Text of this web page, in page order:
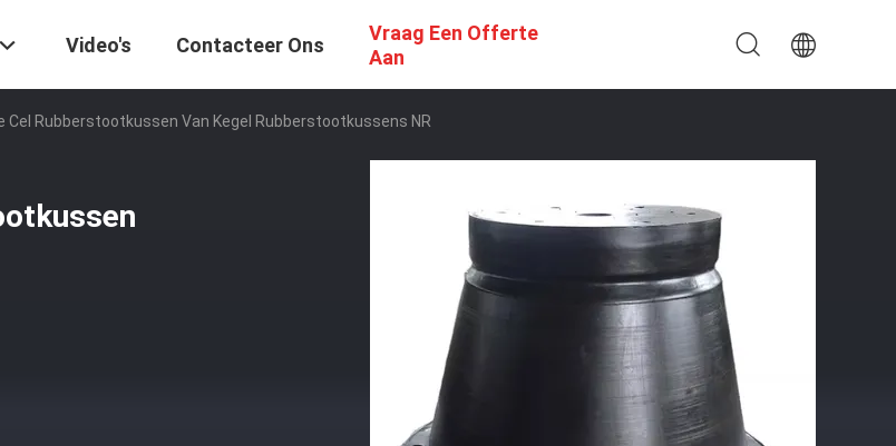
Video's Contacteer Ons
Vraag Een Offerte
Aan
Cel Rubberstootkussen Van Kegel Rubberstootkussens NR